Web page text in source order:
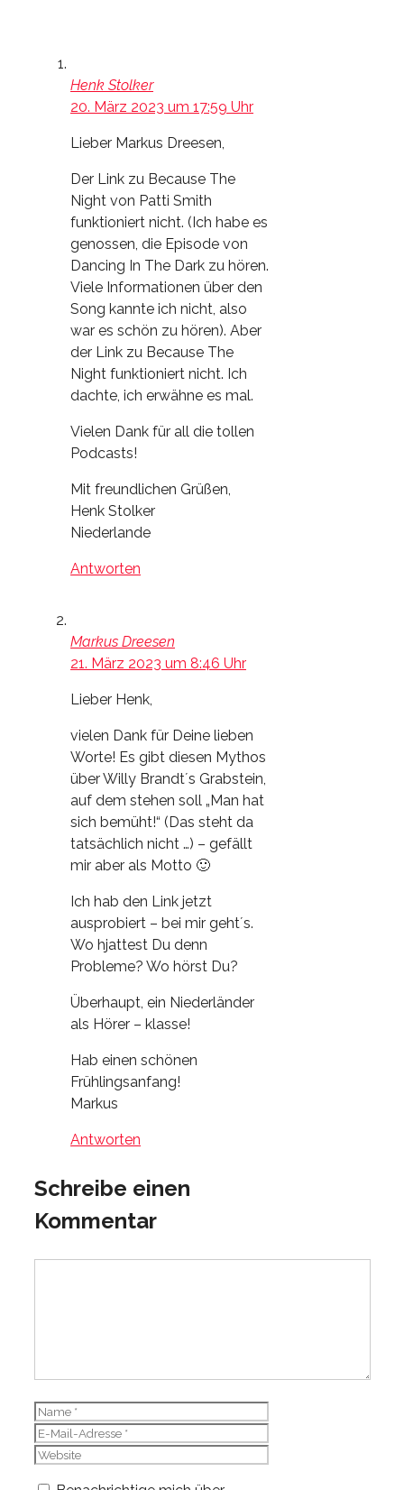
Henk Stolker
20. März 2023 um 17:59 Uhr
Lieber Markus Dreesen,
Der Link zu Because The
Night von Patti Smith
funktioniert nicht. (Ich habe es
genossen, die Episode von
Dancing In The Dark zu hören.
Viele Informationen über den
Song kannte ich nicht, also
war es schön zu hören). Aber
der Link zu Because The
Night funktioniert nicht. Ich
dachte, ich erwähne es mal.
Vielen Dank für all die tollen
Podcasts!
Mit freundlichen Grüßen,
Henk Stolker
Niederlande
Antworten
Markus Dreesen
21. März 2023 um 8:46 Uhr
Lieber Henk,
vielen Dank für Deine lieben
Worte! Es gibt diesen Mythos
über Willy Brandt´s Grabstein,
auf dem stehen soll „Man hat
sich bemüht!“ (Das steht da
tatsächlich nicht …) – gefällt
mir aber als Motto 🙂
Ich hab den Link jetzt
ausprobiert – bei mir geht´s.
Wo hjattest Du denn
Probleme? Wo hörst Du?
Überhaupt, ein Niederländer
als Hörer – klasse!
Hab einen schönen
Frühlingsanfang!
Markus
Antworten
Schreibe einen
Kommentar
Name
E-
Mail-
Website